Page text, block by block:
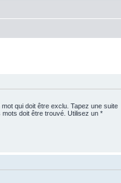
qui doit être exclu. Tapez une suite
doit être trouvé. Utilisez un *